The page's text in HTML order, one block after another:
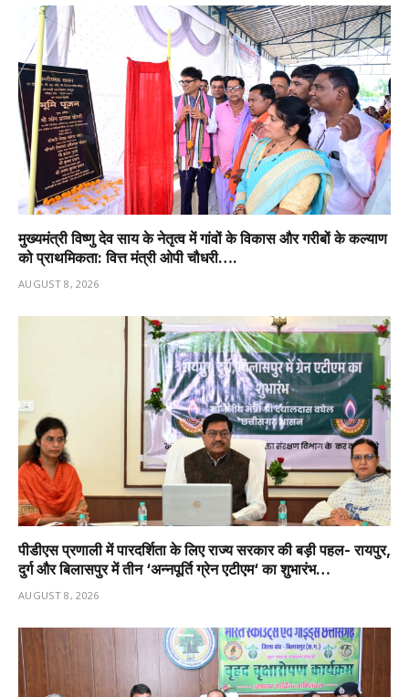
मुख्यमंत्री विष्णु देव साय के नेतृत्व में गांवों के विकास और गरीबों के कल्याण
को प्राथमिकता: वित्त मंत्री ओपी चौधरी….
AUGUST 8, 2026
पीडीएस प्रणाली में पारदर्शिता के लिए राज्य सरकार की बड़ी पहल- रायपुर,
दुर्ग और बिलासपुर में तीन ‘अन्नपूर्ति ग्रेन एटीएम‘ का शुभारंभ…
AUGUST 8, 2026